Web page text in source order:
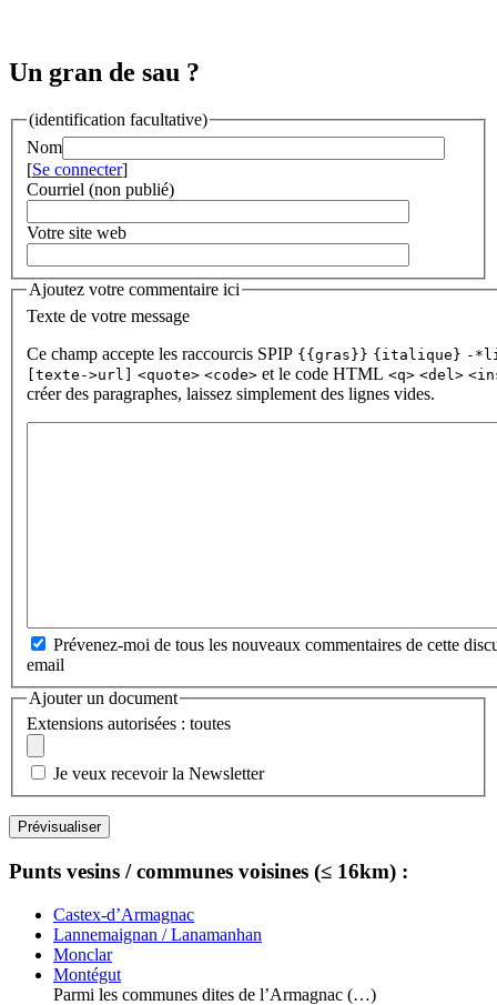
Un gran de sau ?
(identification facultative)
Nom
[Se connecter]
Courriel (non publié)
Votre site web
Ajoutez votre commentaire ici
Texte de votre message
Ce champ accepte les raccourcis SPIP {{gras}} {italique} -
[texte->url] <quote> <code> et le code HTML <q> <del>
créer des paragraphes, laissez simplement des lignes vides.
Prévenez-moi de tous les nouveaux commentaires de cette
email
Ajouter un document
Extensions autorisées : toutes
Je veux recevoir la Newsletter
Punts vesins / communes voisines (≤ 16km) :
Castex-d’Armagnac
Lannemaignan / Lanamanhan
Monclar
Montégut
Parmi les communes dites de l’Armagnac (…)